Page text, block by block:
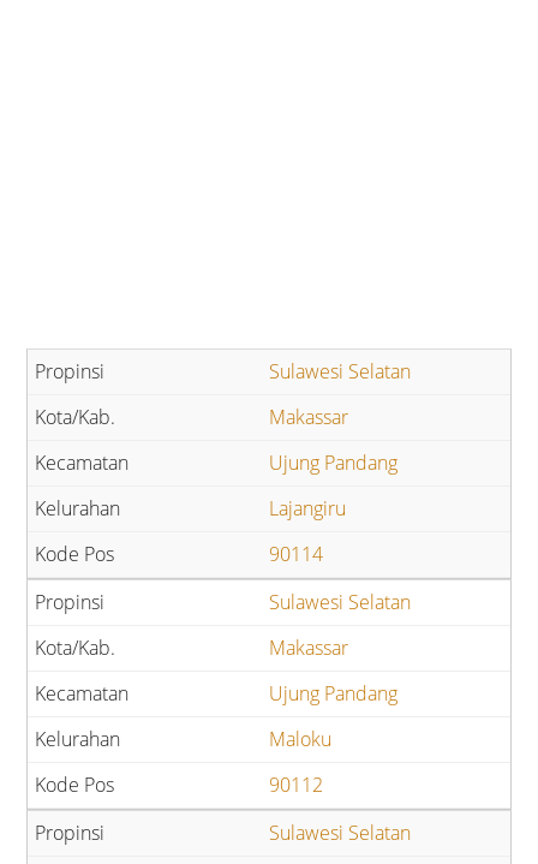
Sulawesi Selatan
Makassar
Ujung Pandang
Lajangiru
90114
Sulawesi Selatan
Makassar
Ujung Pandang
Maloku
90112
Sulawesi Selatan